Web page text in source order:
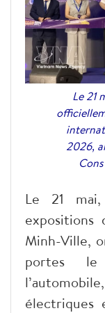
Le 21
2026,
Le 21
expositions
Minh-Ville,
portes le
électriques